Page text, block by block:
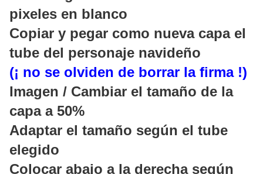
pixeles en blanco
Copiar y pegar como nueva capa el
tube del personaje navideño
(¡ no se olviden de borrar la firma !)
Imagen / Cambiar el tamaño de la
capa a 50%
Adaptar el tamaño según el tube
elegido
Colocar abajo a la derecha según